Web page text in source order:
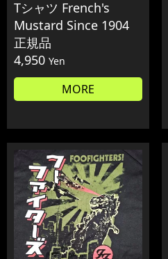
Tシャツ French's
Mustard Since 1904
正規品
4,950 Yen
MORE